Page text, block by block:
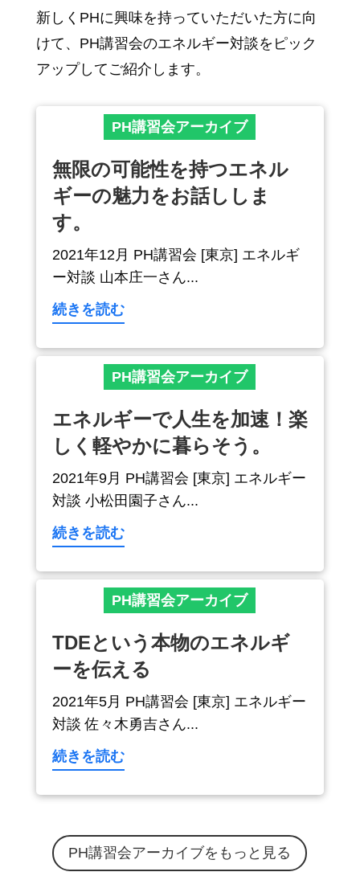
新しくPHに興味を持っていただいた方に向
けて、PH講習会のエネルギー対談をピック
アップしてご紹介します。
PH講習会アーカイブ
無限の可能性を持つエネル
ギーの魅力をお話ししま
す。
2021年12月 PH講習会 [東京] エネルギ
ー対談 山本庄一さん...
続きを読む
PH講習会アーカイブ
エネルギーで人生を加速！楽
しく軽やかに暮らそう。
2021年9月 PH講習会 [東京] エネルギー
対談 小松田園子さん...
続きを読む
PH講習会アーカイブ
TDEという本物のエネルギ
ーを伝える
2021年5月 PH講習会 [東京] エネルギー
対談 佐々木勇吉さん...
続きを読む
PH講習会アーカイブをもっと見る